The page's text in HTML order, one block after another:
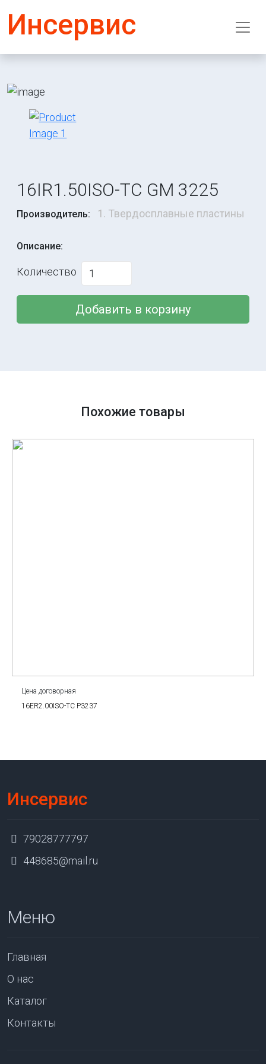
Инсервис
16IR1.50ISO-TC GM 3225
Производитель: 1. Твердосплавные пластины
Описание:
Количество
Добавить в корзину
Похожие товары
Цена договорная
16ER2.00ISO-TC P3237
Инсервис
79028777797
448685@mail.ru
Меню
Главная
О нас
Каталог
Контакты